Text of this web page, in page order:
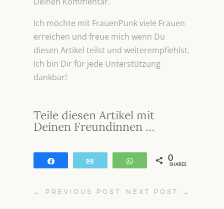
Ich möchte mit FrauenPunk viele Frauen
erreichen und freue mich wenn Du
diesen Artikel teilst und weiterempfiehlst.
Ich bin Dir für jede Unterstützung
dankbar!
Teile diesen Artikel mit
Deinen Freundinnen …
WhatsApp
0
SHARES
← PREVIOUS POST NEXT POST →